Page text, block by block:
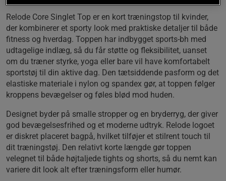
Relode Core Singlet Top er en kort træningstop til kvinder,
der kombinerer et sporty look med praktiske detaljer til både
fitness og hverdag. Toppen har indbygget sports-bh med
udtagelige indlæg, så du får støtte og fleksibilitet, uanset
om du træner styrke, yoga eller bare vil have komfortabelt
sportstøj til din aktive dag. Den tætsiddende pasform og det
elastiske materiale i nylon og spandex gør, at toppen følger
kroppens bevægelser og føles blød mod huden.
Designet byder på smalle stropper og en bryderryg, der giver
god bevægelsesfrihed og et moderne udtryk. Relode logoet
er diskret placeret bagpå, hvilket tilføjer et stilrent touch til
dit træningstøj. Den relativt korte længde gør toppen
velegnet til både højtaljede tights og shorts, så du nemt kan
variere dit look alt efter træningsform eller humør.